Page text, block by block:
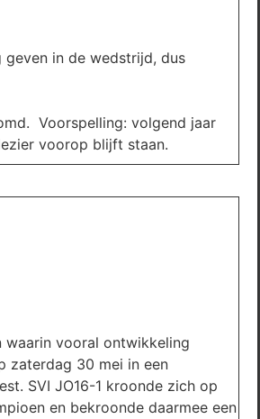
geven in de wedstrijd, dus
Voorspelling: volgend jaar
voorop blijft staan.
waarin vooral ontwikkeling
zaterdag 30 mei in een
SVI JO16-1 kroonde zich op
en bekroonde daarmee een